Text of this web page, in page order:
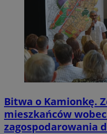
Bitwa o Kamionkę.
mieszkańców
zagospodarowania